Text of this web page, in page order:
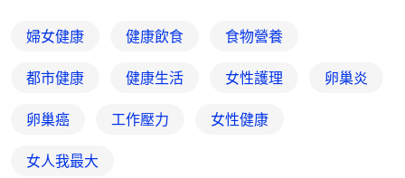
婦女健康 健康飲食 食物營養
都市健康 健康生活 女性護理 卵巢炎
卵巢癌 工作壓力 女性健康
女人我最大